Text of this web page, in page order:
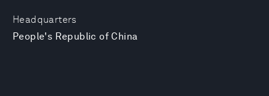
Headquarters
People's Republic of China